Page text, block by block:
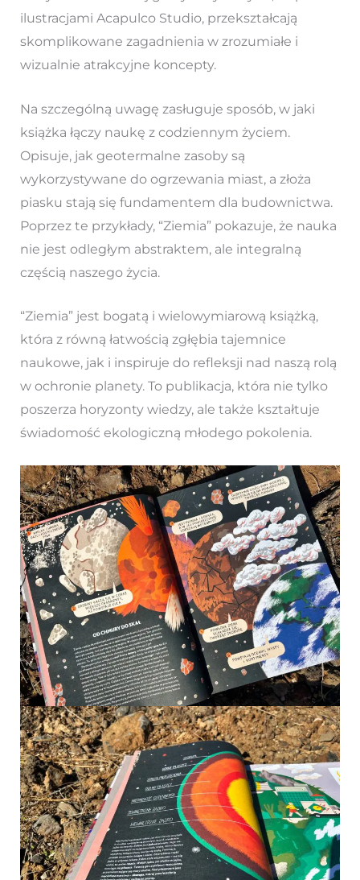
ilustracjami Acapulco Studio, przekształcają
skomplikowane zagadnienia w zrozumiałe i
wizualnie atrakcyjne koncepty.
Na szczególną uwagę zasługuje sposób, w jaki
książka łączy naukę z codziennym życiem.
Opisuje, jak geotermalne zasoby są
wykorzystywane do ogrzewania miast, a złoża
piasku stają się fundamentem dla budownictwa.
Poprzez te przykłady, “Ziemia” pokazuje, że nauka
nie jest odległym abstraktem, ale integralną
częścią naszego życia.
“Ziemia” jest bogatą i wielowymiarową książką,
która z równą łatwością zgłębia tajemnice
naukowe, jak i inspiruje do refleksji nad naszą rolą
w ochronie planety. To publikacja, która nie tylko
poszerza horyzonty wiedzy, ale także kształtuje
świadomość ekologiczną młodego pokolenia.